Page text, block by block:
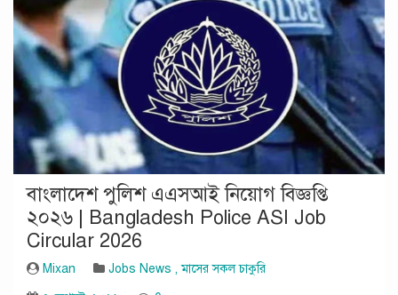
বাংলাদেশ পুলিশ এএসআই নিয়োগ বিজ্ঞপ্তি
২০২৬ | Bangladesh Police ASI Job
Circular 2026
Mixan Jobs News ,মাসের সকল চাকুরি